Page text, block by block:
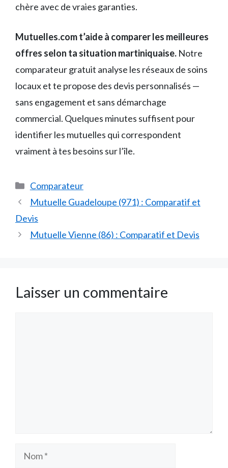
chère avec de vraies garanties.
Mutuelles.com t’aide à comparer les meilleures
offres selon ta situation martiniquaise. Notre
comparateur gratuit analyse les réseaux de soins
locaux et te propose des devis personnalisés —
sans engagement et sans démarchage
commercial. Quelques minutes suffisent pour
identifier les mutuelles qui correspondent
vraiment à tes besoins sur l’île.
Catégories
Comparateur
Mutuelle Guadeloupe (971) : Comparatif et
Devis
Mutuelle Vienne (86) : Comparatif et Devis
Laisser un commentaire
Nom